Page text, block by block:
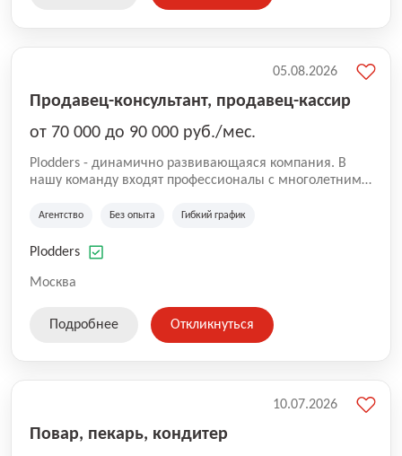
Продавец-консультант, продавец-кассир
от 70 000 до 90 000 руб./мес.
Plodders - динамично развивающаяся компания. В
нашу команду входят профессионалы с многолетним
на рынке аутсорсинга, а накопленный опыт позволяют
оказываемых услуг.
Агентство Без опыта Гибкий график
Plodders
Москва
05.08.2026
Подробнее Откликнуться
Повар, пекарь, кондитер
10.07.2026